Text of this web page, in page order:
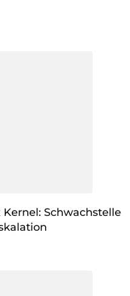
Schwachstelle